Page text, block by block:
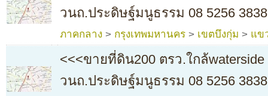
วนถ.ประดิษฐ์มนูธรรม 08 5256
ภาคกลาง > กรุงเทพมหานคร > เขตบึงกุ่ม > แข
<<<ขายที่ดิน200 ตรว.ใกล้
วนถ.ประดิษฐ์มนูธรรม 08 5256